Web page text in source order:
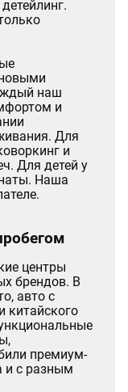
наш
и
Для
и
Для детей у
Наша
центры
брендов. В
авто с
китайского
премиум-
и с разным